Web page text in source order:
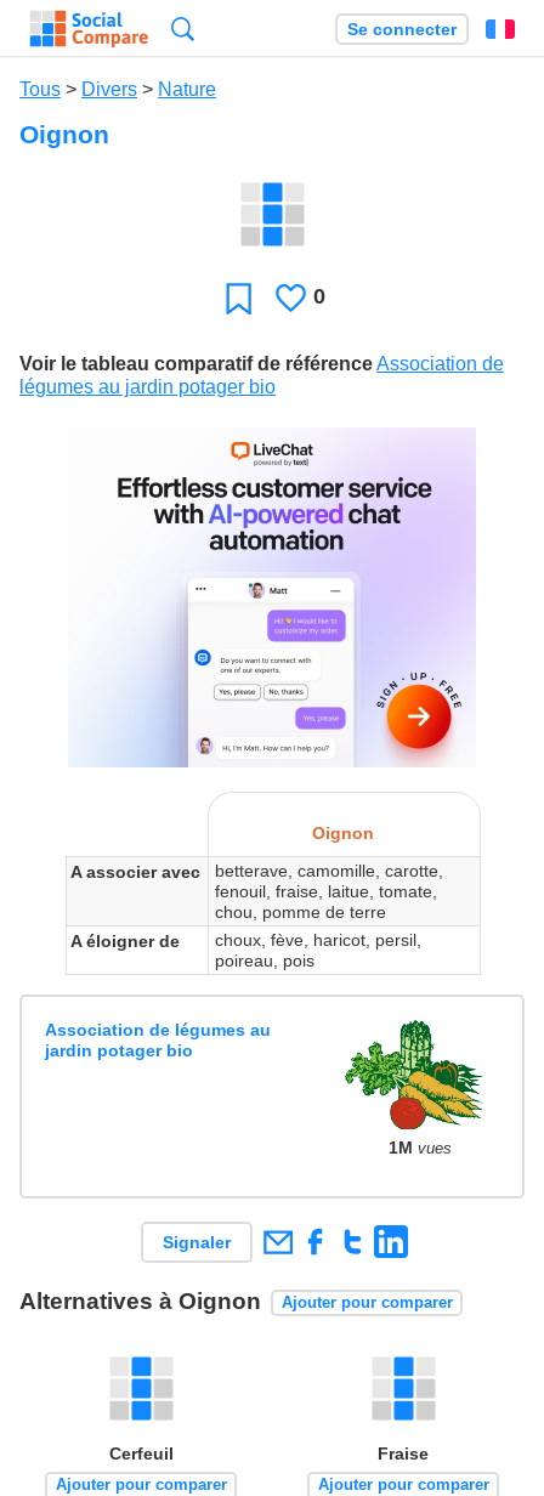
Se connecter
Tous > Divers > Nature
Oignon
Favori J'aime
0
Voir le tableau comparatif de référenceAssociation de
légumes au jardin potager bio
Oignon
A associer avec
betterave, camomille, carotte,
fenouil, fraise, laitue, tomate,
chou, pomme de terre
A éloigner de
choux, fève, haricot, persil,
poireau, pois
Association de légumes au
jardin potager bio
1M vues
Signaler
Alternatives à Oignon Ajouter pour comparer
Cerfeuil
Ajouter pour comparer
Fraise
Ajouter pour comparer